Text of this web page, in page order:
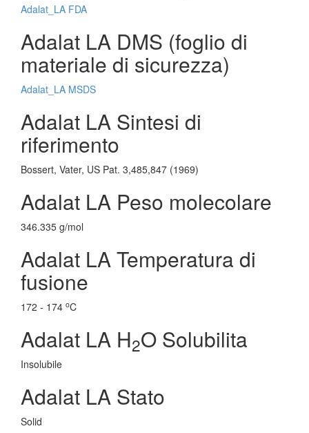
Adalat_LA FDA
Adalat LA DMS (foglio di
materiale di sicurezza)
Adalat_LA MSDS
Adalat LA Sintesi di
riferimento
Bossert, Vater, US Pat. 3,485,847 (1969)
Adalat LA Peso molecolare
346.335 g/mol
Adalat LA Temperatura di
fusione
172 - 174 oC
Adalat LA H2O Solubilita
Insolubile
Adalat LA Stato
Solid